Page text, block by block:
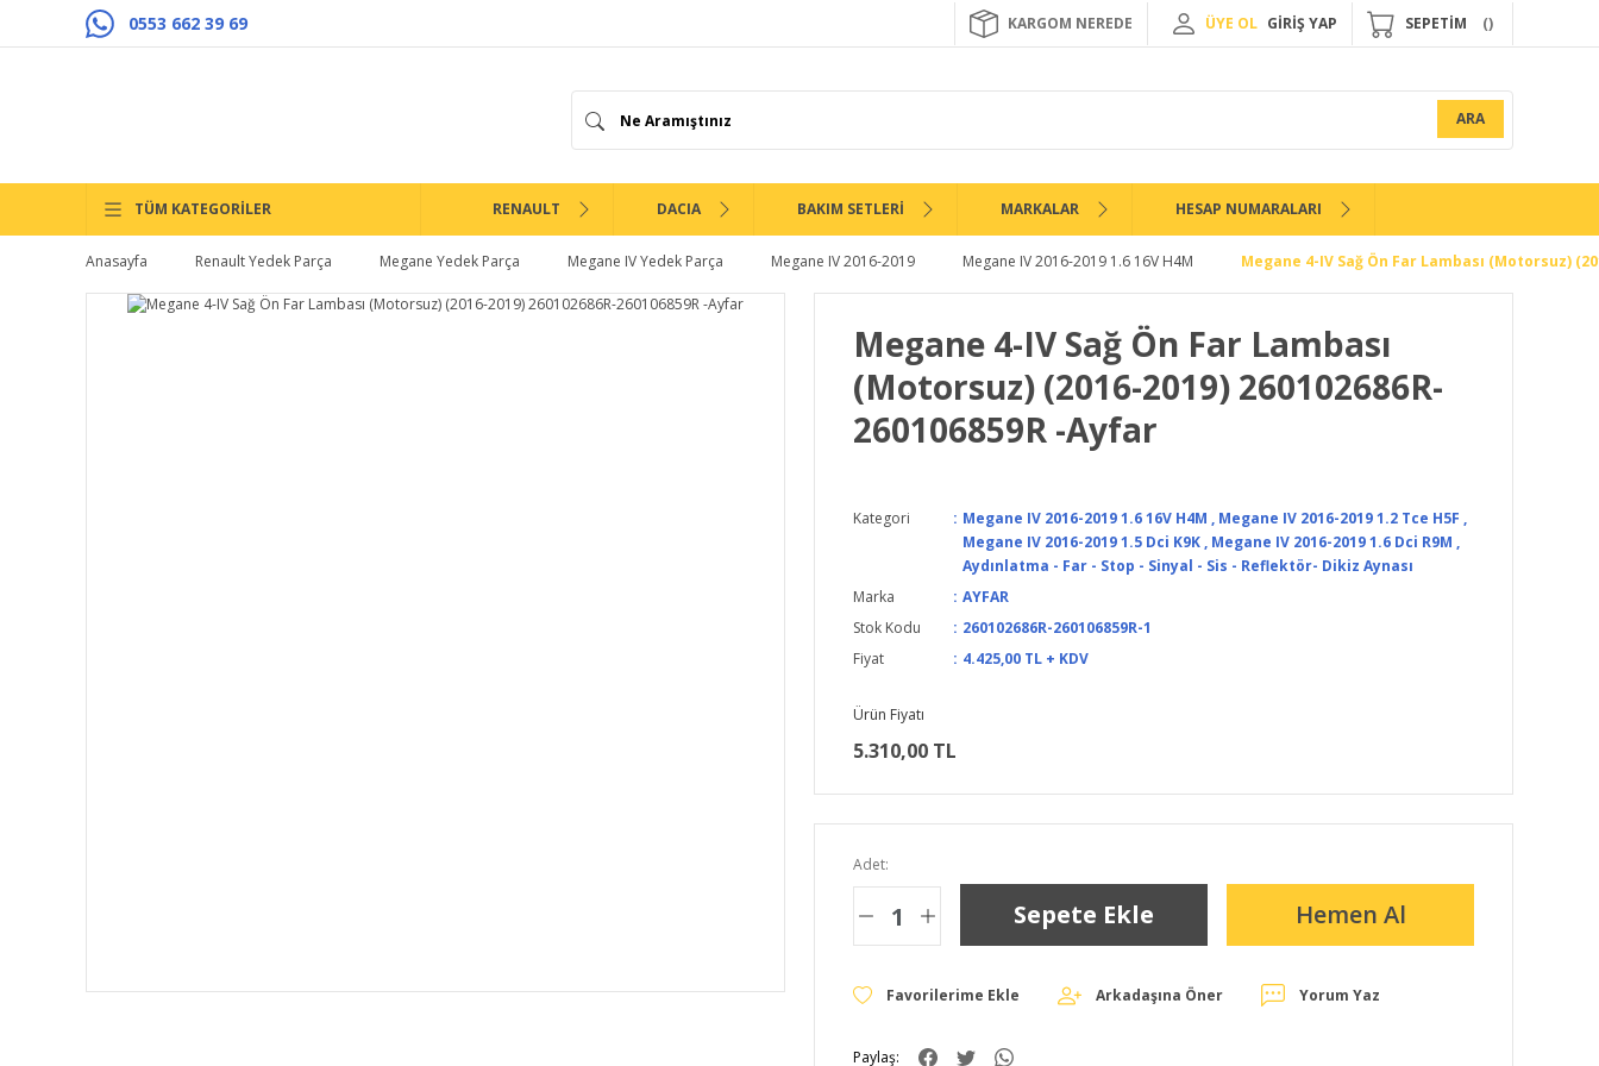
0553 662 39 69 KARGOM NEREDE ÜYE OL GİRİŞ YAP SEPETİM
ARA
TÜM KATEGORİLER RENAULT DACIA BAKIM SETLERİ MARKALAR HESAP NUMARALARI
Anasayfa Renault Yedek Parça Megane Yedek Parça Megane IV Yedek Parça Megane IV 2016-2019 Megane IV 2016-2019 1.6 16V H4M Megane 4-IV Sağ Ön Far Lambası (Motorsuz)
Megane 4-IV Sağ Ön Far Lambası
(Motorsuz) (2016-2019) 260102686R-
260106859R -Ayfar
Kategori Megane IV 2016-2019 1.6 16V H4M , Megane IV 2016-2019 1.2 Tce H5F ,
Megane IV 2016-2019 1.5 Dci K9K , Megane IV 2016-2019 1.6 Dci R9M ,
Aydınlatma - Far - Stop - Sinyal - Sis - Reflektör- Dikiz Aynası
Marka
AYFAR
Stok Kodu
260102686R-260106859R-1
Fiyat
4.425,00 TL + KDV
Ürün Fiyatı
5.310,00 TL
Adet:
Sepete Ekle Hemen Al
Arkadaşına Öner Yorum Yaz
Paylaş: